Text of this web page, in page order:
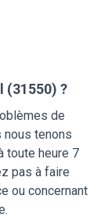
(31550) ?
de
nous tenons
toute heure 7
pas à faire
ou concernant